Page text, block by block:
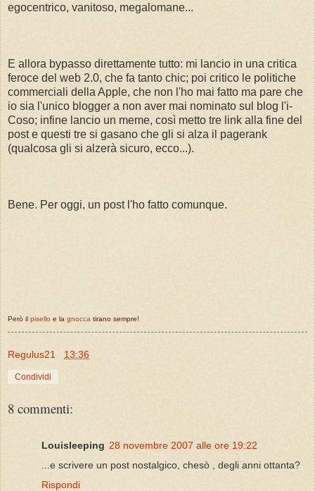
egocentrico, vanitoso, megalomane...
E allora bypasso direttamente tutto: mi lancio in una critica
feroce del web 2.0, che fa tanto chic; poi critico le politiche
commerciali della Apple, che non l'ho mai fatto ma pare che
io sia l'unico blogger a non aver mai nominato sul blog l'i-
Coso; infine lancio un meme, così metto tre link alla fine del
post e questi tre si gasano che gli si alza il pagerank
(qualcosa gli si alzerà sicuro, ecco...).
Bene. Per oggi, un post l'ho fatto comunque.
Però il pisello e la gnocca tirano sempre!
Regulus21 13:36
Condividi
8 commenti:
Louisleeping 28 novembre 2007 alle ore 19:22
...e scrivere un post nostalgico, chesò , degli anni ottanta?
Rispondi